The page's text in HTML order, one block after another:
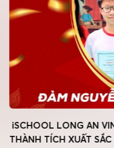
iSCHOOL LONG AN
THÀNH TÍCH XUẤT SẮC